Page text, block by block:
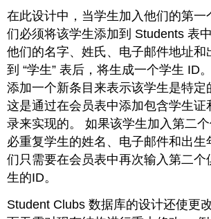
在此设计中，当学生加入他们的第一
们必须将该学生添加到 Students 表
他们的名字、姓氏、电子邮件地址和
到 “学生” 表后，将生成一个学生 ID
添加一个新条目来表示该学生是特定
这是通过在会员表中添加包含学生证
录来实现的。 如果该学生加入第二
必重复学生的姓名、电子邮件和出生
们只需要在会员表中再次输入第二个
生的ID。
Student Clubs 数据库的设计还使更